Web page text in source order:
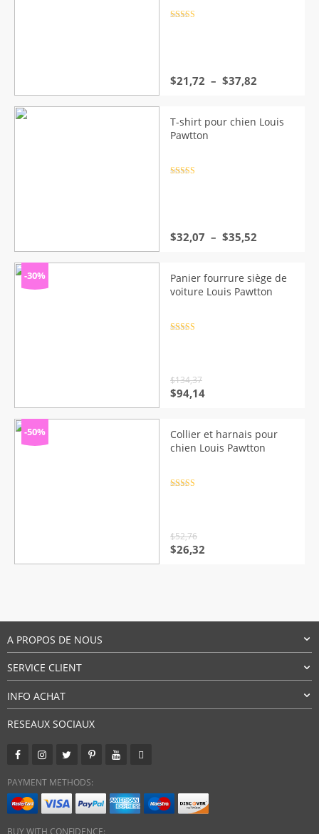
$21,72 – $37,82
$21,72
T-shirt pour chien Louis
Pawtton
$32,07 – $35,52
$32,07
à
$35,52
-30%
Panier fourrure siège de
voiture Louis Pawtton
$134,37
Le
était :
$134,37.
$94,14Le
est :
$94,14.
-50%
Collier et harnais pour
chien Louis Pawtton
$52,76
Le
$26,32
A PROPOS DE NOUS
SERVICE CLIENT
INFO ACHAT
RESEAUX SOCIAUX
PAYMENT METHODS:
BUY WITH CONFIDENCE: